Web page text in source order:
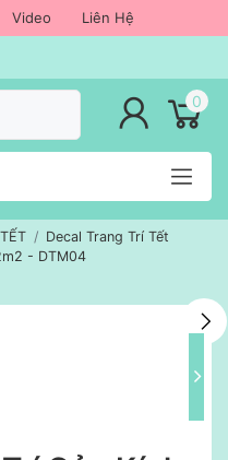
Video Liên Hệ
0
Decal Trang Trí Tết
- DTM04